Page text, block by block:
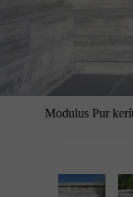
Modulus Pur